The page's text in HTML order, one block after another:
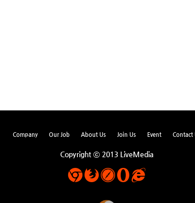
Company Our Job About Us Join Us Event Contact
Copyright ⓒ 2013 LiveMedia